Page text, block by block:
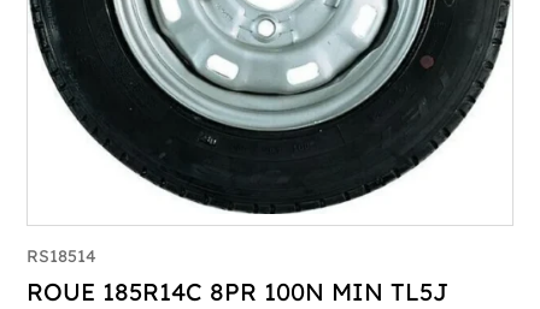
RS18514
ROUE 185R14C 8PR 100N MIN TL5J